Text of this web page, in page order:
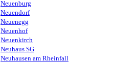
Neuenburg
Neuendorf
Neuenegg
Neuenhof
Neuenkirch
Neuhaus SG
Neuhausen am Rheinfall